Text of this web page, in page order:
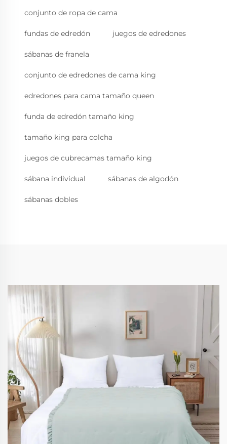
conjunto de ropa de cama
fundas de edredón juegos de edredones
sábanas de franela
conjunto de edredones de cama king
edredones para cama tamaño queen
funda de edredón tamaño king
tamaño king para colcha
juegos de cubrecamas tamaño king
sábana individual sábanas de algodón
sábanas dobles